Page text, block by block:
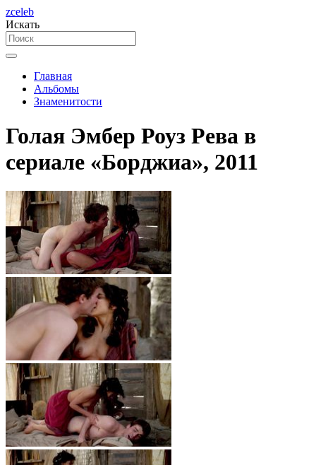
zceleb
Искать
Главная
Альбомы
Знаменитости
Голая Эмбер Роуз Рева в
сериале «Борджиа», 2011